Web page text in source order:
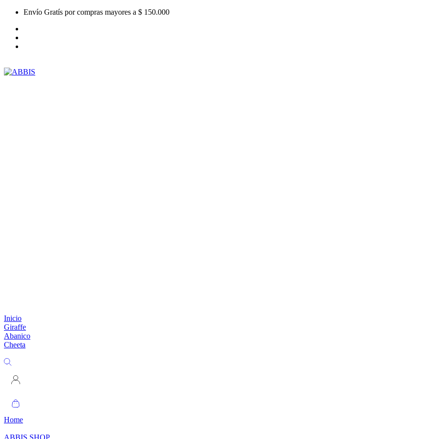
Envío Gratís por compras mayores a $ 150.000
Inicio
Giraffe
Abanico
Cheeta
Home
ABBIS SHOP